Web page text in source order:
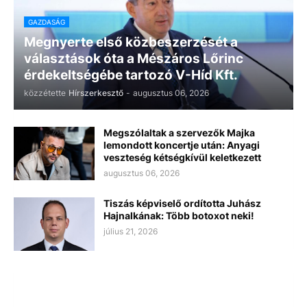
GAZDASÁG
Megnyerte első közbeszerzését a
választások óta a Mészáros Lőrinc
érdekeltségébe tartozó V-Híd Kft.
közzétette Hírszerkesztő - augusztus 06, 2026
Megszólaltak a szervezők Majka
lemondott koncertje után: Anyagi
veszteség kétségkívül keletkezett
augusztus 06, 2026
Tiszás képviselő ordította Juhász
Hajnalkának: Több botoxot neki!
július 21, 2026